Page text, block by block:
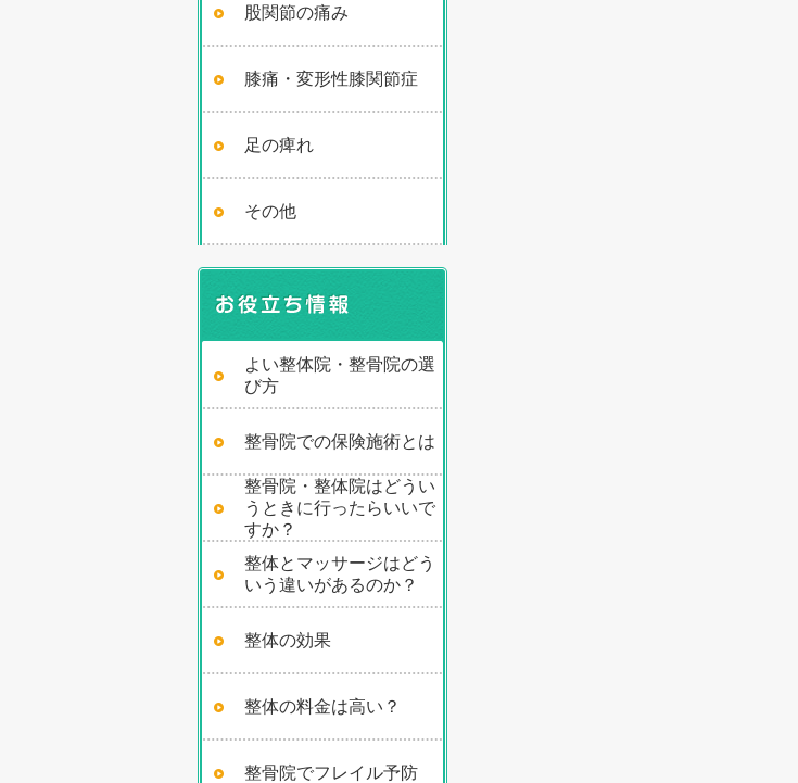
股関節の痛み
膝痛・変形性膝関節症
足の痺れ
その他
よい整体院・整骨院の選
び方
整骨院での保険施術とは
整骨院・整体院はどうい
うときに行ったらいいで
すか？
整体とマッサージはどう
いう違いがあるのか？
整体の効果
整体の料金は高い？
整骨院でフレイル予防